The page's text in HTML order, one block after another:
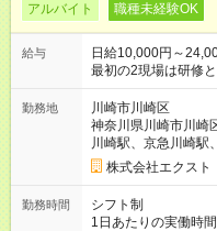
アルバイト 職種未経験OK
給与
日給10,000円～
最初の2現場は研修
な作業なのかを見て
下さい。 もちろん研
ーダーに確認してく
生します。
勤務地
川崎市川崎区
神奈川県川崎市川崎
川崎駅、京急川崎駅
株式会社エクスト
勤務時間
シフト制
1日あたりの実働時